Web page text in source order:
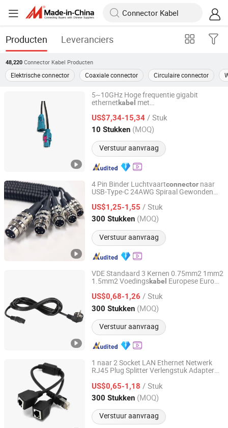
Producten Leveranciers
48,220 Connector Kabel Producten
Elektrische connector Coaxiale connector Circulaire connector
5~10GHz Hoge frequentie gigabit
ethernetkabel met
voor de auto-industrie, medische
toepassingen, drones en
consumentenelektronica
US$7,34-15,34 / Stuk
10 Stukken (MOQ)
Verstuur aanvraag
Siland Electronic (Shanghai) Co., Ltd.
Shanghai, China Sinds 2026
4 Pin Binder Luchtvaartconnector naar
USB-Type-C 24AWG Spiraal Gewonden
Retractable Verlengkabel
US$1,25-1,55 / Stuk
300 Stukken (MOQ)
Verstuur aanvraag
Shanghai Fengy Cable Technology Co., Ltd.
Shanghai, China Sinds 2024
VDE Standaard 3 Kernen 0.75mm2 1mm2
1.5mm2 Voedingskabel Europese Euro
US$0,68-1,26 / Stuk
300 Stukken (MOQ)
Verstuur aanvraag
Lanka Industrial Automation (Shanghai) Co., Ltd.
Shanghai, China Sinds 2019
1 naar 2 Socket LAN Ethernet Netwerk
RJ45 Plug Splitter Verlengstuk Adapter
Converter LaptopKabel
US$0,65-1,18 / Stuk
300 Stukken (MOQ)
Verstuur aanvraag
Lanka Industrial Automation (Shanghai) Co., Ltd.
Shanghai, China Sinds 2019